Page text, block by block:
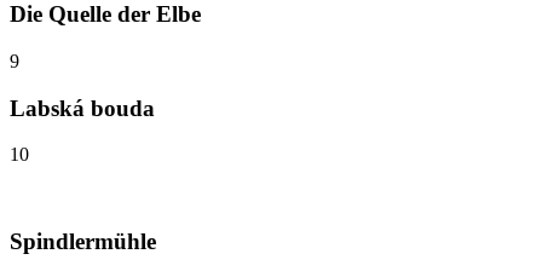
Die Quelle der Elbe
9
Labská bouda
10
Spindlermühle